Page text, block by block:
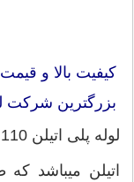
کیفیت بالا و
بزرگترین شرکت
اتیلن میباشد که